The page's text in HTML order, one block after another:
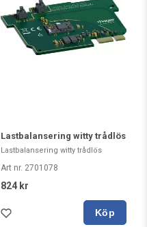
Lastbalansering witty trådlös
Lastbalansering witty trådlös
Art nr. 2701078
824 kr
Köp